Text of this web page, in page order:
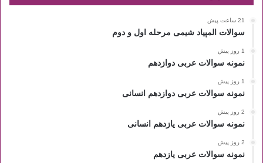
21 ساعت پیش
سوالات المپیاد شیمی مرحله اول و دوم
1 روز پیش
نمونه سوالات عربی دوازدهم
1 روز پیش
نمونه سوالات عربی دوازدهم انسانی
2 روز پیش
نمونه سوالات عربی یازدهم انسانی
2 روز پیش
نمونه سوالات عربی یازدهم